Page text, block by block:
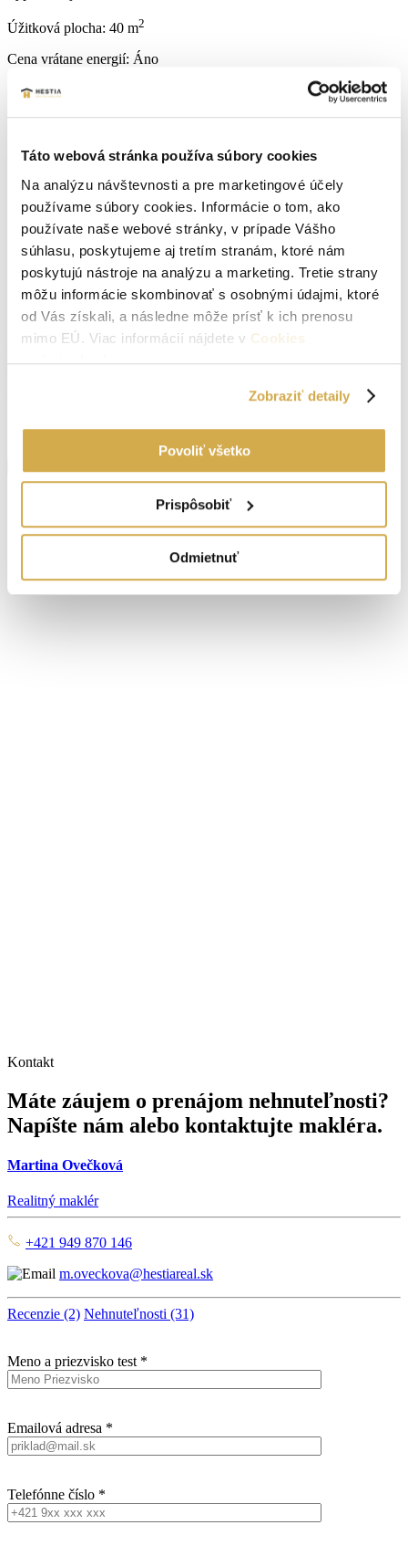
Táto webová stránka používa súbory cookies
Na analýzu návštevnosti a pre marketingové účely
používame súbory cookies. Informácie o tom, ako
používate naše webové stránky, v prípade Vášho
súhlasu, poskytujeme aj tretím stranám, ktoré nám
poskytujú nástroje na analýzu a marketing. Tretie strany
môžu informácie skombinovať s osobnými údajmi, ktoré
od Vás získali, a následne môže prísť k ich prenosu
mimo EÚ. Viac informácií nájdete v Cookies
podmienkach.
Zobraziť detaily
Povoliť všetko
Prispôsobiť
Odmietnuť
Úžitková plocha: 40 m2
Cena vrátane energií: Áno
Druh:1 izbový byt
Stav:kompletná rekonštrukcia
Počet izieb:1
Lokalita:
Počet izieb:1
Podpivničený:
Áno
Internet:Orange
Príjazdová cesta:asfaltová
Energetický certifikát:A
Hviezdoslavova Senica Navigovať
Kontakt
Máte záujem o prenájom nehnuteľnosti?
Napíšte nám alebo kontaktujte makléra.
Martina Ovečková
Realitný maklér
+421 949 870 146
m.oveckova@hestiareal.sk
Recenzie (2) Nehnuteľnosti (31)
Meno a priezvisko test *
Emailová adresa *
Telefónne číslo *